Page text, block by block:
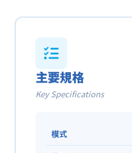
主要規格
Key Specifications
模式